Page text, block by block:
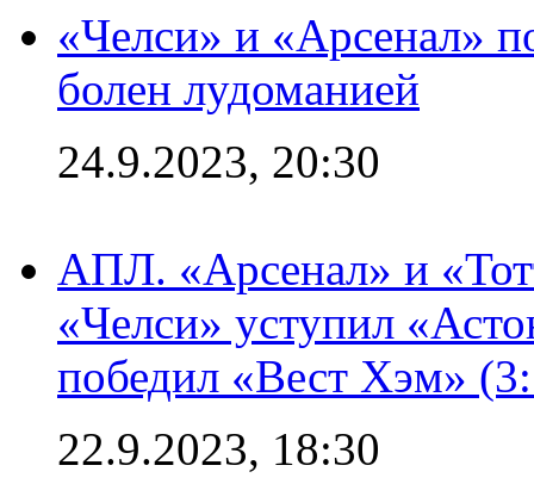
«Челси» и «Арсенал»
болен лудоманией
24.9.2023, 20:30
АПЛ. «Арсенал» и
«Челси» уступил
победил «Вест Хэм»
22.9.2023, 18:30